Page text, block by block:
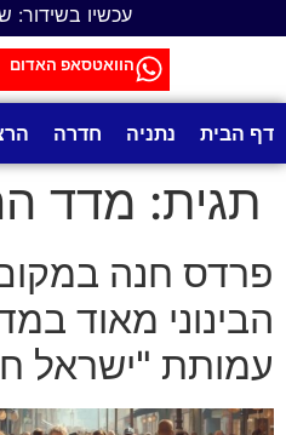
עכשיו בשידור:
הוואטסאפ האדום
דף הבית נתניה חדרה
תגית: מדד
הבינוני מאוד
עמותת "ישראל